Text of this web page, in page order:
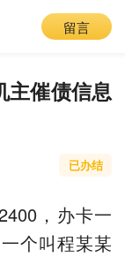
留言
主催债信息
已办结
，办卡一
个叫程某某